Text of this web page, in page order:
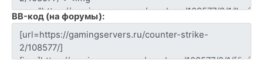
BB-код (на форумы):